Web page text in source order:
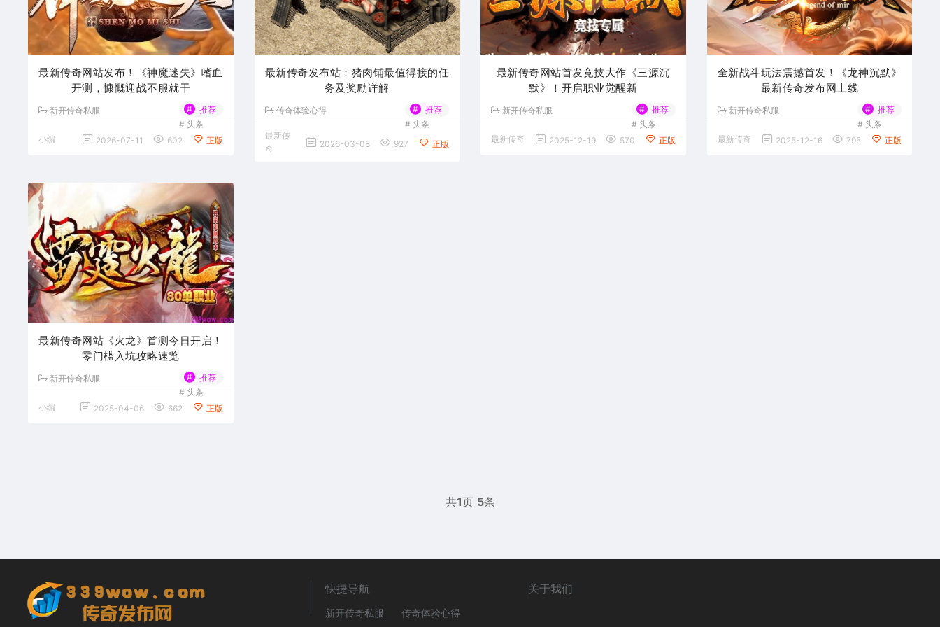
最新传奇网站发布！《神魔迷失》嗜血
开测，慷慨迎战不服就干
新开传奇私服 #
推荐
# 头条
小编
2026-07-11 602 正版
最新传奇发布站：猪肉铺最值得接的任
务及奖励详解
传奇体验心得 #
推荐
# 头条
最新传
奇
2026-03-08 927 正版
最新传奇网站首发竞技大作《三源沉
默》！开启职业觉醒新
新开传奇私服 #
推荐
# 头条
最新传奇
2025-12-19 570 正版
全新战斗玩法震撼首发！《龙神沉默》
最新传奇发布网上线
新开传奇私服 #
推荐
# 头条
最新传奇
2025-12-16 795 正版
最新传奇网站《火龙》首测今日开启！
零门槛入坑攻略速览
新开传奇私服 #
推荐
# 头条
小编
2025-04-06 662 正版
共1页 5条
快捷导航
新开传奇私服 传奇体验心得
关于我们